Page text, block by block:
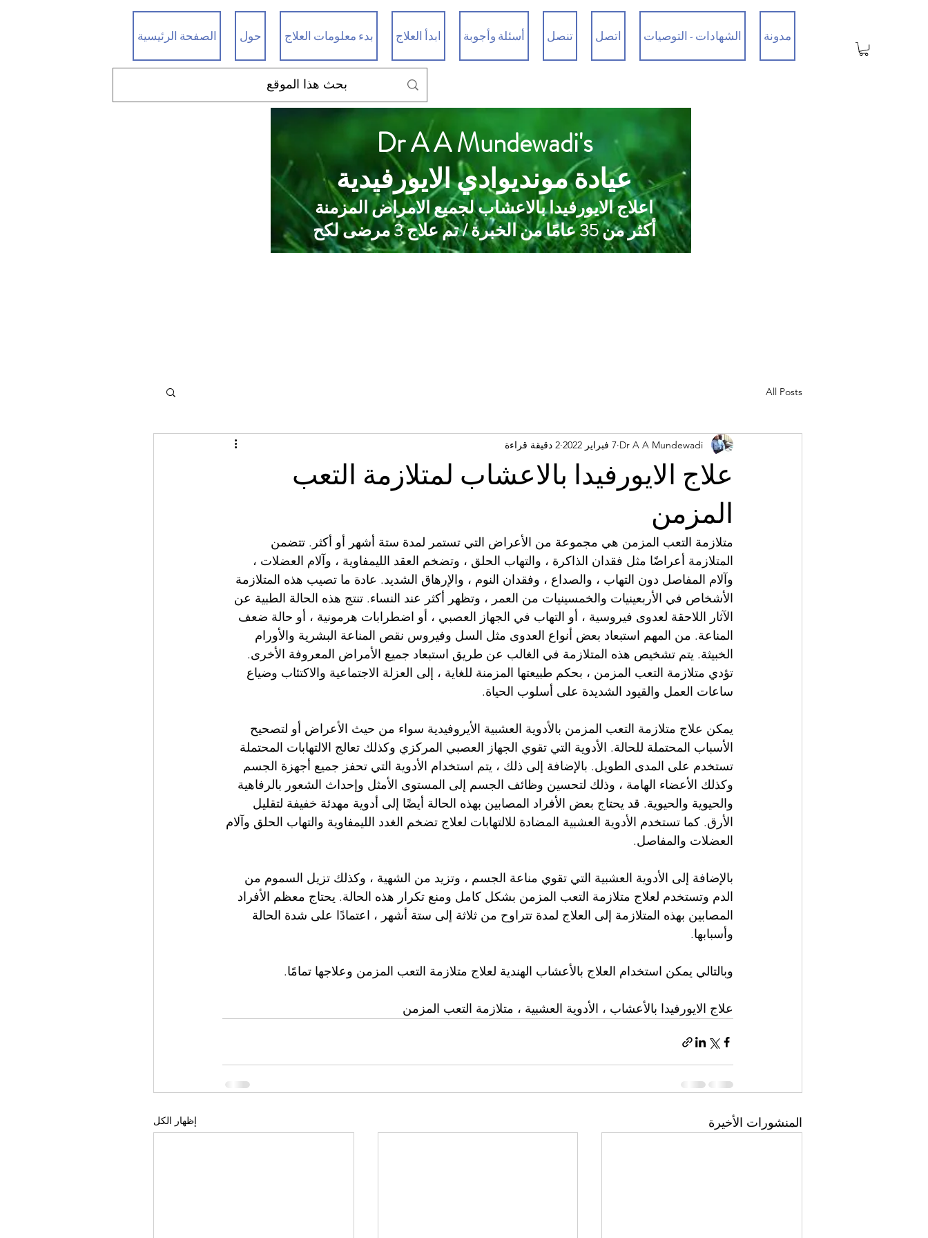
الصفحة الرئيسية حول بدء معلومات العلاج ابدأ العلاج أسئلة وأجوبة تنصل اتصل الشهادات - التوصيات مدونة
Dr A A Mundewadi's
عيادة مونديوادي الايورفيدية
اعلاج الايورفيدا بالاعشاب لجميع الامراض المزمنة
أكثر من 35 عامًا من الخبرة / تم علاج 3 مرضى لكح
All Posts
علاج الايورفيدا بالاعشاب لمتلازمة التعب
المزمن
Dr A A Mundewadi 7 فبراير 2022 2 دقيقة قراءة
متلازمة التعب المزمن هي مجموعة من الأعراض التي تستمر لمدة ستة أشهر أو أكثر. تتضمن
المتلازمة أعراضًا مثل فقدان الذاكرة ، والتهاب الحلق ، وتضخم العقد الليمفاوية ، وآلام العضلات ،
وآلام المفاصل دون التهاب ، والصداع ، وفقدان النوم ، والإرهاق الشديد. عادة ما تصيب هذه المتلازمة
الأشخاص في الأربعينيات والخمسينيات من العمر ، وتظهر أكثر عند النساء. تنتج هذه الحالة الطبية عن
الآثار اللاحقة لعدوى فيروسية ، أو التهاب في الجهاز العصبي ، أو اضطرابات هرمونية ، أو حالة ضعف
المناعة. من المهم استبعاد بعض أنواع العدوى مثل السل وفيروس نقص المناعة البشرية والأورام
الخبيثة. يتم تشخيص هذه المتلازمة في الغالب عن طريق استبعاد جميع الأمراض المعروفة الأخرى.
تؤدي متلازمة التعب المزمن ، بحكم طبيعتها المزمنة للغاية ، إلى العزلة الاجتماعية والاكتئاب وضياع
ساعات العمل والقيود الشديدة على أسلوب الحياة.
يمكن علاج متلازمة التعب المزمن بالأدوية العشبية الأيروفيدية سواء من حيث الأعراض أو لتصحيح
الأسباب المحتملة للحالة. الأدوية التي تقوي الجهاز العصبي المركزي وكذلك تعالج الالتهابات المحتملة
تستخدم على المدى الطويل. بالإضافة إلى ذلك ، يتم استخدام الأدوية التي تحفز جميع أجهزة الجسم
وكذلك الأعضاء الهامة ، وذلك لتحسين وظائف الجسم إلى المستوى الأمثل وإحداث الشعور بالرفاهية
والحيوية والحيوية. قد يحتاج بعض الأفراد المصابين بهذه الحالة أيضًا إلى أدوية مهدئة خفيفة لتقليل
الأرق. كما تستخدم الأدوية العشبية المضادة للالتهابات لعلاج تضخم الغدد الليمفاوية والتهاب الحلق وآلام
العضلات والمفاصل.
بالإضافة إلى الأدوية العشبية التي تقوي مناعة الجسم ، وتزيد من الشهية ، وكذلك تزيل السموم من
الدم وتستخدم لعلاج متلازمة التعب المزمن بشكل كامل ومنع تكرار هذه الحالة. يحتاج معظم الأفراد
المصابين بهذه المتلازمة إلى العلاج لمدة تتراوح من ثلاثة إلى ستة أشهر ، اعتمادًا على شدة الحالة
وأسبابها.
وبالتالي يمكن استخدام العلاج بالأعشاب الهندية لعلاج متلازمة التعب المزمن وعلاجها تمامًا.
علاج الايورفيدا بالأعشاب ، الأدوية العشبية ، متلازمة التعب المزمن
المنشورات الأخيرة إظهار الكل